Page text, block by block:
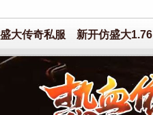
大传奇私服 新开仿盛大1.76